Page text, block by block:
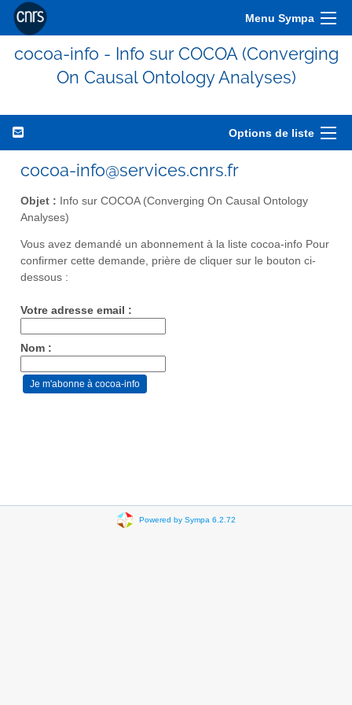
Menu Sympa
cocoa-info - Info sur COCOA (Converging
On Causal Ontology Analyses)
Options de liste
cocoa-info@services.cnrs.fr
Objet : Info sur COCOA (Converging On Causal Ontology
Analyses)
Vous avez demandé un abonnement à la liste cocoa-info Pour
confirmer cette demande, prière de cliquer sur le bouton ci-
dessous :
Votre adresse email :
Nom :
Powered by Sympa 6.2.72